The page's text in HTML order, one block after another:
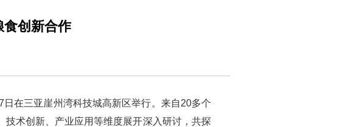
食创新合作
在三亚崖州湾科技城高新区举行。来自20多个
术创新、产业应用等维度展开深入研讨，共探